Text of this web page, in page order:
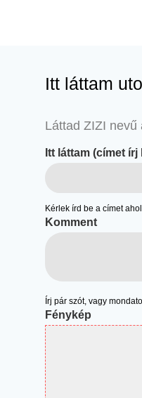
Itt láttam
Láttad ZIZI nevű
Itt láttam (címet írj
Kérlek írd be a címet
Komment
Írj pár szót, vagy
Fénykép